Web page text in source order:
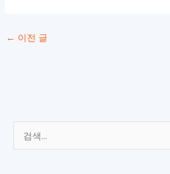
← 이전 글
색